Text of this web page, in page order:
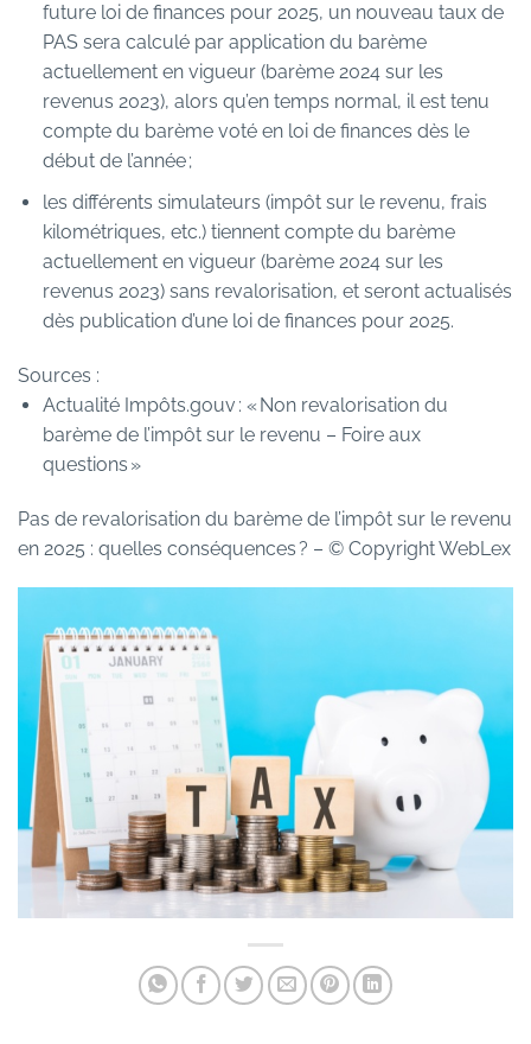
future loi de finances pour 2025, un nouveau taux de
PAS sera calculé par application du barème
actuellement en vigueur (barème 2024 sur les
revenus 2023), alors qu’en temps normal, il est tenu
compte du barème voté en loi de finances dès le
début de l’année ;
les différents simulateurs (impôt sur le revenu, frais
kilométriques, etc.) tiennent compte du barème
actuellement en vigueur (barème 2024 sur les
revenus 2023) sans revalorisation, et seront actualisés
dès publication d’une loi de finances pour 2025.
Sources :
Actualité Impôts.gouv : « Non revalorisation du
barème de l’impôt sur le revenu – Foire aux
questions »
Pas de revalorisation du barème de l’impôt sur le revenu
en 2025 : quelles conséquences ? – © Copyright WebLex